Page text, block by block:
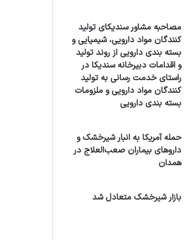
مصاحبه مشاور سندیکای تولید
کنندگان مواد دارویی، شیمیایی و
بسته بندی دارویی از روند تولید
و اقدامات دبیرخانه سندیکا در
راستای خدمت رسانی به تولید
کنندگان مواد دارویی و ملزومات
بسته بندی دارویی
حمله آمریکا به انبار شیرخشک و
داروهای بیماران صعب‌العلاج در
همدان
بازار شیرخشک متعادل شد